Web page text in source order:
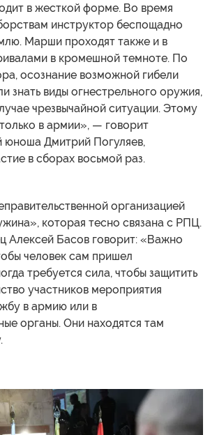
в жесткой форме. Во время
инструктор беспощадно
Марши проходят также и в
в кромешной темноте. По
осознание возможной гибели
знать виды огнестрельного оружия,
чрезвычайной ситуации. Этому
в армии», — говорит
юноша Дмитрий Погуляев,
в сборах восьмой раз.
организацией
которая тесно связана с РПЦ.
Алексей Басов говорит: «Важно
человек сам пришел
требуется сила, чтобы защитить
участников мероприятия
в армию или в
органы. Они находятся там